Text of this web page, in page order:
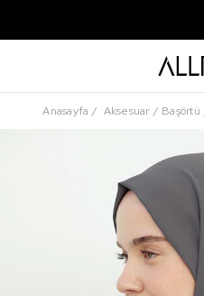
Anasayfa Aksesuar Başörtü